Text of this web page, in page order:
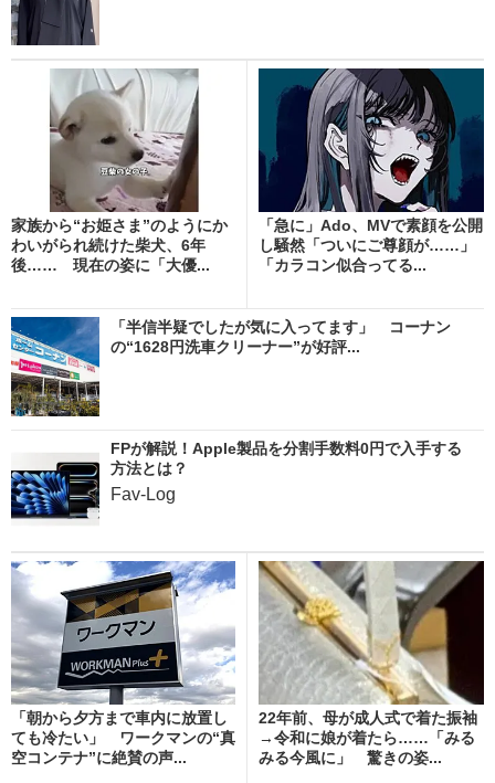
家族から“お姫さま”のようにか
わいがられ続けた柴犬、6年
後…… 現在の姿に「大優...
「急に」Ado、MVで素顔を公開
し騒然「ついにご尊顔が……」
「カラコン似合ってる...
「半信半疑でしたが気に入ってます」 コーナン
の“1628円洗車クリーナー”が好評...
FPが解説！Apple製品を分割手数料0円で入手する
方法とは？
Fav-Log
「朝から夕方まで車内に放置し
ても冷たい」 ワークマンの“真
空コンテナ”に絶賛の声...
22年前、母が成人式で着た振袖
→令和に娘が着たら……「みる
みる今風に」 驚きの姿...